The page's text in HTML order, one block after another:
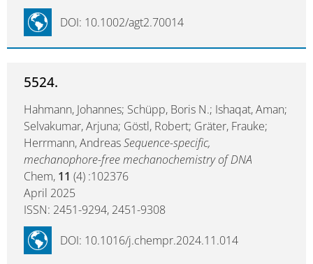
DOI: 10.1002/agt2.70014
5524.
Hahmann, Johannes; Schüpp, Boris N.; Ishaqat, Aman;
Selvakumar, Arjuna; Göstl, Robert; Gräter, Frauke;
Herrmann, AndreasSequence-specific,
mechanophore-free mechanochemistry of DNA
Chem, 11 (4) :102376
April 2025
ISSN: 2451-9294, 2451-9308
DOI: 10.1016/j.chempr.2024.11.014